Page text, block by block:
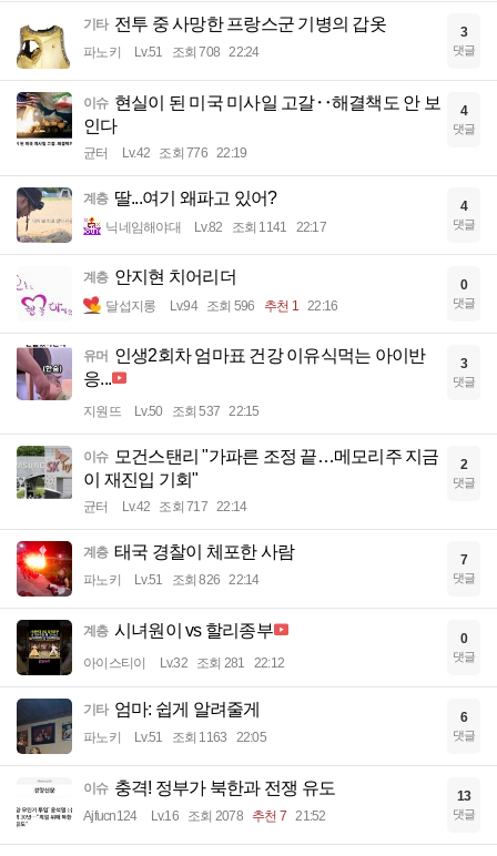
기타 전투 중 사망한 프랑스군 기병의 갑옷
파노키 Lv.51 조회 708 22:24
3
댓글
이슈 현실이 된 미국 미사일 고갈‥해결책도 안 보
인다
균터 Lv.42 조회 776 22:19
4
댓글
계층 딸...여기 왜파고 있어?
닉네임해야대 Lv.82 조회 1141 22:17
4
댓글
계층 안지현 치어리더
달섭지롱 Lv.94 조회 596 추천 1 22:16
0
댓글
유머 인생2회차 엄마표 건강 이유식먹는 아이반
응...
지원뜨 Lv.50 조회 537 22:15
3
댓글
이슈
모건스탠리 "가파른 조정 끝…메모리주 지금
이 재진입 기회"
균터 Lv.42 조회 717 22:14
2
댓글
계층 태국 경찰이 체포한 사람
파노키 Lv.51 조회 826 22:14
7
댓글
계층 시녀원이 vs 할리종부
아이스티이 Lv.32 조회 281 22:12
0
댓글
기타 엄마: 쉽게 알려줄게
파노키 Lv.51 조회 1163 22:05
6
댓글
이슈 충격! 정부가 북한과 전쟁 유도
Ajfucn124 Lv.16 조회 2078 추천 7 21:52
13
댓글